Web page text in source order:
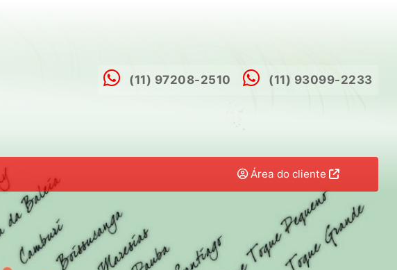
(11) 97208-2510 (11) 93099-2233
Área do cliente